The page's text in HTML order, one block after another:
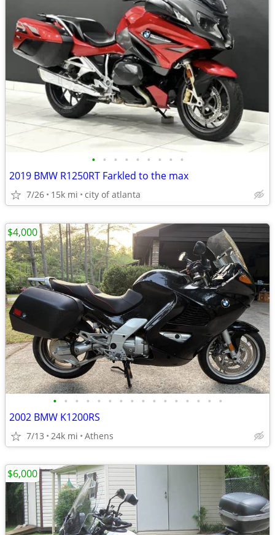
• • • • • • • • •
2019 BMW R1250RT Farkled to the max
7/26 15k mi city of atlanta
• • • • • • • • • • • • • • • •
2002 BMW K1200RS
7/13 24k mi Athens
$4,000
$6,000